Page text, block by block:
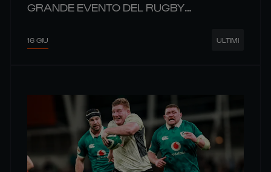
GRANDE EVENTO DEL RUGBY
16 GIU ULTIMI